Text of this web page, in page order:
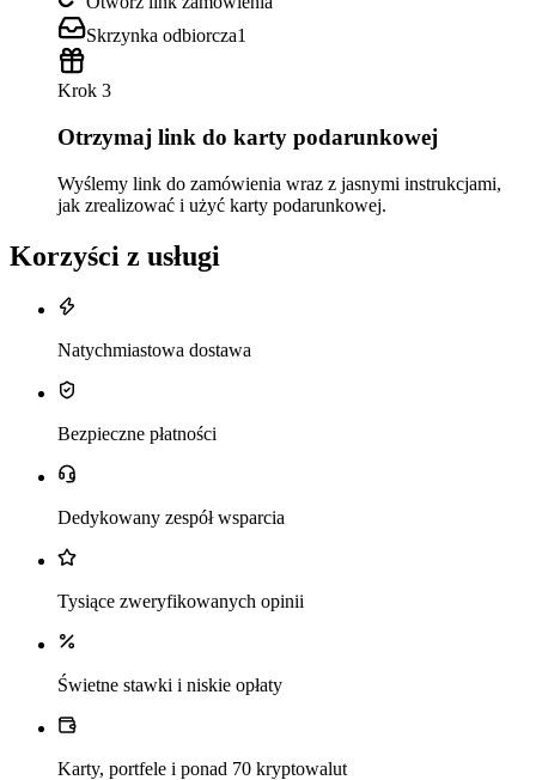
Skrzynka odbiorcza1
Krok 3
Otrzymaj link do karty podarunkowej
Wyślemy link do zamówienia wraz z jasnymi instrukcjami,
jak zrealizować i użyć karty podarunkowej.
Korzyści z usługi
Natychmiastowa dostawa
Bezpieczne płatności
Dedykowany zespół wsparcia
Tysiące zweryfikowanych opinii
Świetne stawki i niskie opłaty
Karty, portfele i ponad 70 kryptowalut